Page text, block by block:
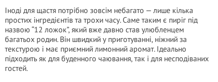
Іноді для щастя потрібно зовсім небагато — лише кілька
простих інгредієнтів та трохи часу. Саме таким є пиріг під
назвою “12 ложок”, який вже давно став улюбленцем
багатьох родин. Він швидкий у приготуванні, ніжний за
текстурою і має приємний лимонний аромат. Ідеально
підходить як для буденного чаювання, так і для несподіваних
гостей.